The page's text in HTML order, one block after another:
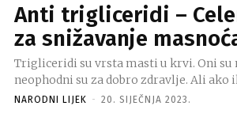
Anti trigliceridi –
za snižavanje
Trigliceridi su vrsta masti u krvi. Oni su
neophodni su za dobro zdravlje. Ali ako
NARODNI LIJEK - 20. SIJEČNJA 2023.